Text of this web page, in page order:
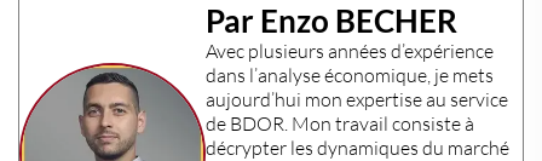
Par Enzo BECHER
Avec plusieurs années d’expérience
dans l’analyse économique , je mets
aujourd’hui mon expertiseau service
de BDOR. Mon travail consiste à
décrypter les dynamiques du marché